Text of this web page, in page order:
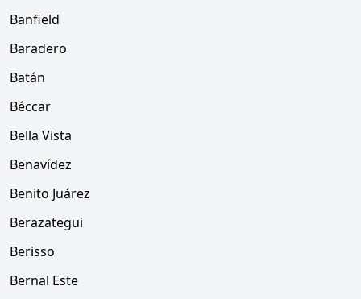
Banfield
Baradero
Batán
Béccar
Bella Vista
Benavídez
Benito Juárez
Berazategui
Berisso
Bernal Este